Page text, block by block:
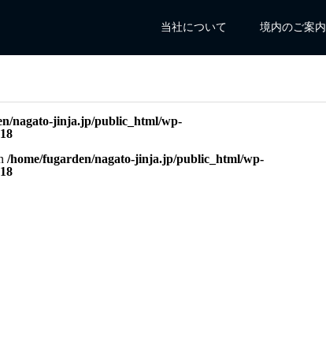
当社について 境内のご案内
nagato-jinja.jp/public_html/wp-
18
/home/fugarden/nagato-jinja.jp/public_html/wp-
18